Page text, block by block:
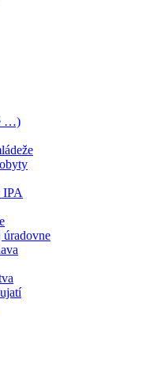
…)
IPA
úradovne